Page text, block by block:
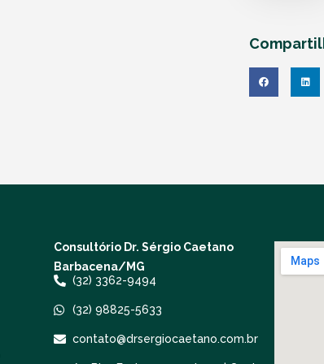
Consultório Dr. Sérgio Caetano
Barbacena/MG
(32) 3362-9494
(32) 98825-5633
contato@drsergiocaetano.com.br